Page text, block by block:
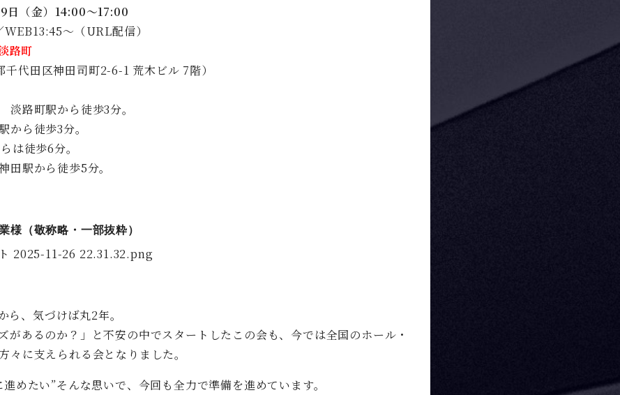
日（金）14:00〜17:00
〜（URL配信）
路町
千代田区神田司町2-6-1 荒木ビル 7階）
路町駅から徒歩3分。
ら徒歩3分。
は徒歩6分。
駅から徒歩5分。
様（敬称略・一部抜粋）
ら、気づけば丸2年。
があるのか？」
と不安の中でスタートしたこの会も、今では全国のホール・
々に支えられる会となりました。
めたい”そんな思いで、 今回も全力で準備を進めています。